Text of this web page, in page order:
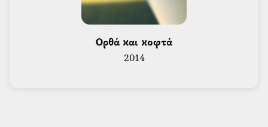
Ορθά και κοφτά
2014